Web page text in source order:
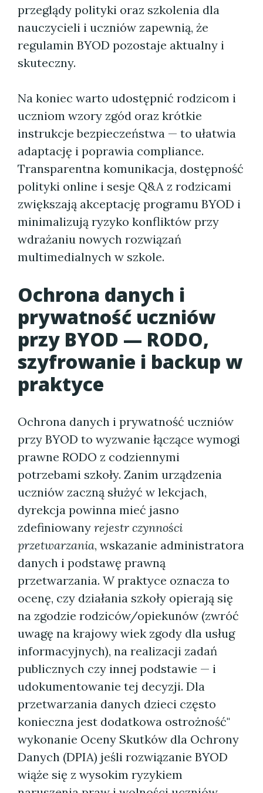
przeglądy polityki oraz szkolenia dla
nauczycieli i uczniów zapewnią, że
regulamin BYOD pozostaje aktualny i
skuteczny.
Na koniec warto udostępnić rodzicom i
uczniom wzory zgód oraz krótkie
instrukcje bezpieczeństwa — to ułatwia
adaptację i poprawia compliance.
Transparentna komunikacja, dostępność
polityki online i sesje Q&A z rodzicami
zwiększają akceptację programu BYOD i
minimalizują ryzyko konfliktów przy
wdrażaniu nowych rozwiązań
multimedialnych w szkole.
Ochrona danych i
prywatność uczniów
przy BYOD — RODO,
szyfrowanie i backup w
praktyce
Ochrona danych i prywatność uczniów
przy BYOD to wyzwanie łączące wymogi
prawne RODO z codziennymi
potrzebami szkoły. Zanim urządzenia
uczniów zaczną służyć w lekcjach,
dyrekcja powinna mieć jasno
zdefiniowany rejestr czynności
przetwarzania, wskazanie administratora
danych i podstawę prawną
przetwarzania. W praktyce oznacza to
ocenę, czy działania szkoły opierają się
na zgodzie rodziców/opiekunów (zwróć
uwagę na krajowy wiek zgody dla usług
informacyjnych), na realizacji zadań
publicznych czy innej podstawie — i
udokumentowanie tej decyzji. Dla
przetwarzania danych dzieci często
konieczna jest dodatkowa ostrożność"
wykonanie Oceny Skutków dla Ochrony
Danych (DPIA) jeśli rozwiązanie BYOD
wiąże się z wysokim ryzykiem